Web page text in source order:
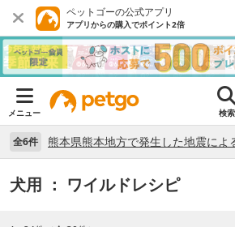
ペットゴーの公式アプリ
アプリからの購入でポイント2倍
メニュー 検索
全6件
犬用 ： ワイルドレシピ